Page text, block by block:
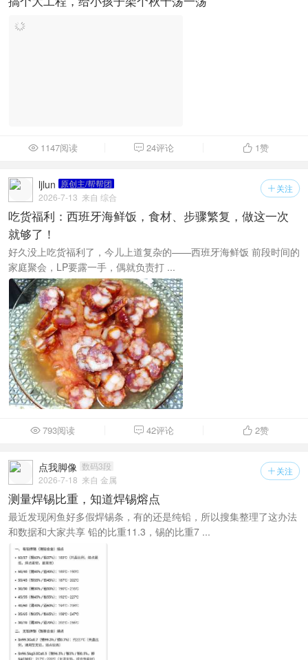
 1147阅读  24评论  1赞
 关注
ljlun 原创主/帮帮团
2026-7-13 来自 综合
吃货福利：西班牙海鲜饭，食材、步骤繁复，做这一次
就够了！
好久没上吃货福利了，今儿上道复杂的——西班牙海鲜饭 前段时间的
家庭聚会，LP要露一手，偶就负责打 ...
793阅读  42评论  2赞
 关注
点我脚像 数码3段
2026-7-18 来自 金属
测量焊锡比重，知道焊锡熔点
最近发现闲鱼好多假焊锡条，有的还是纯铅，所以搜集整理了这办法
和数据和大家共享 铅的比重11.3，锡的比重7 ...